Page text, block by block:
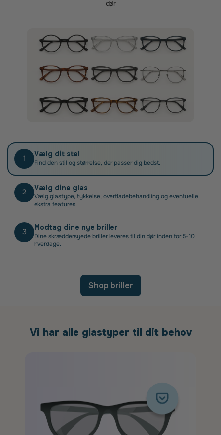
dør
1 Vælg dit stel
Find den stil og størrelse, der passer dig bedst.
2 Vælg dine glas
Vælg glastype, tykkelse, overfladebehandling og eventuelle
ekstra features.
3 Modtag dine nye briller
Dine skræddersyede briller leveres til din dør inden for 5-10
hverdage.
Shop briller
Vi har alle glastyper til dit behov